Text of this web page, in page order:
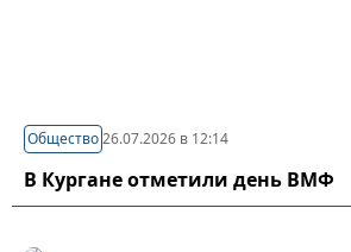
Общество26.07.2026 в 12:14
В Кургане отметили день ВМФ